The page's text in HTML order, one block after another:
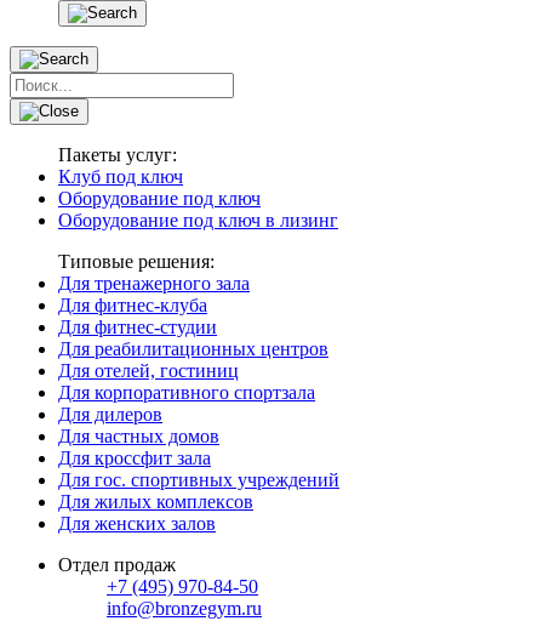
Пакеты услуг:
Клуб под ключ
Оборудование под ключ
Оборудование под ключ в лизинг
Типовые решения:
Для тренажерного зала
Для фитнес-клуба
Для фитнес-студии
Для реабилитационных центров
Для отелей, гостиниц
Для корпоративного спортзала
Для дилеров
Для частных домов
Для кроссфит зала
Для гос. спортивных учреждений
Для жилых комплексов
Для женских залов
Отдел продаж
+7 (495) 970-84-50
info@bronzegym.ru